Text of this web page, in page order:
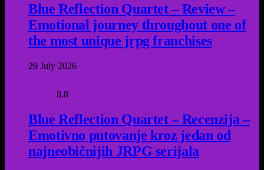
Blue Reflection Quartet – Review –
Emotional journey throughout one of
the most unique jrpg franchises
29 July 2026
8.8
Blue Reflection Quartet – Recenzija –
Emotivno putovanje kroz jedan od
najneobičnijih JRPG serijala